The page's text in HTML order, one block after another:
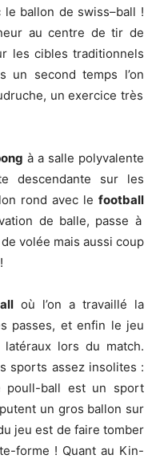
le ballon de swiss–ball !
au centre de tir de
les cibles traditionnels
un secondtemps l’on
un exercice très
à a salle polyvalente
descendante sur les
rond avec le football
de balle, passe à
volée mais aussi coup
où l’on a travaillé la
passes, et enfin le jeu
lors du match.
sports assez insolites :
poull-ball est un sport
un gros ballon sur
jeu est de faire tomber
forme ! Quant au Kin-